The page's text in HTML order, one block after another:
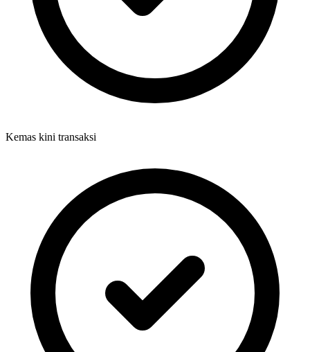
Kemas kini transaksi